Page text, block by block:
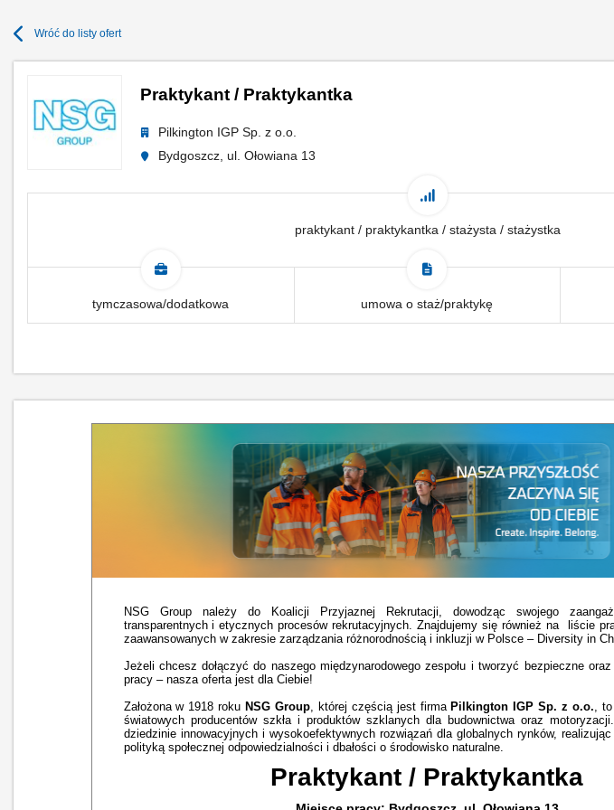
Wróć do listy ofert
Praktykant / Praktykantka
Pilkington IGP Sp. z o.o.
Bydgoszcz, ul. Ołowiana 13
praktykant / praktykantka / stażysta / stażystka
tymczasowa/dodatkowa umowa o staż/praktykę
NSG Group należy do Koalicji Przyjaznej Rekrutacji, dowodząc swojego
transparentnych i etycznych procesów rekrutacyjnych. Znajdujemy się również na liście
zaawansowanych w zakresie zarządzania różnorodnością i inkluzji w Polsce – Diversity in
Jeżeli chcesz dołączyć do naszego międzynarodowego zespołu i tworzyć bezpieczne
pracy – nasza oferta jest dla Ciebie!
Założona w 1918 roku NSG Group, której częścią jest firma Pilkington IGP Sp. z o.o.,
światowych producentów szkła i produktów szklanych dla budownictwa oraz
dziedzinie innowacyjnych i wysokoefektywnych rozwiązań dla globalnych rynków,
polityką społecznej odpowiedzialności i dbałości o środowisko naturalne.
Praktykant / Praktykantka